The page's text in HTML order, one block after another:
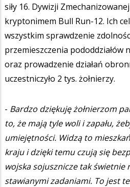
siły 16. Dywizji
kryptonimem Bull Run-12. Ich
wszystkim sprawdzenie
przemieszczenia pododdziałów
oraz prowadzenie działań
uczestniczyło 2 tys. żołnierzy.
- Bardzo dziękuję żołnierzom
to, że mają tyle woli i zapału,
umiejętności. Widzą to
kraju i dzięki temu czują się
wojska sojusznicze tak świetnie
stawianymi zadaniami. To jest